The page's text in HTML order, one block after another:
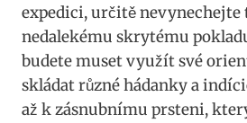
expedici, určitě nevynechejte
nedalekému skrytému
budete muset využít své
skládat různé hádanky a
až k zásnubnímu prsteni,